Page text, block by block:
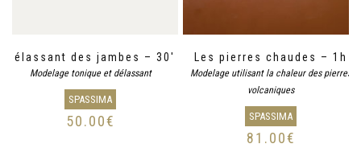
Délassant des jambes – 30′
Modelage tonique et délassant
SPASSIMA
50.00€
Les pierres chaudes – 1h
Modelage utilisant la chaleur des pierres
volcaniques
SPASSIMA
81.00€